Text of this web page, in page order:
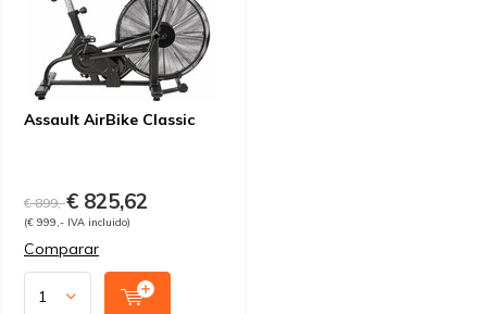
Assault AirBike Classic
€ 899,-€ 825,62
(€ 999,- IVA incluido)
Comparar